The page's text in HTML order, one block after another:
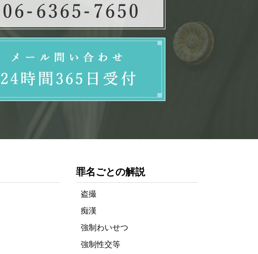
罪名ごとの解説
盗撮
痴漢
強制わいせつ
強制性交等